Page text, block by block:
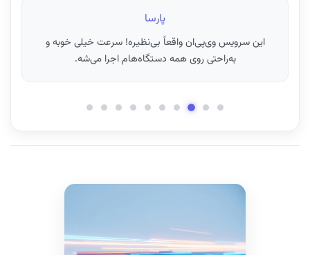
فرزانه
ای‌پی ثابت برای ترید فوق‌العاده کار می‌کنه! مطمئنم هیچ جای
دیگه همچین کیفیتی پیدا نمی‌کنید.